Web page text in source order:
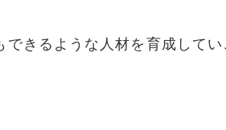
できるような人材を育成して